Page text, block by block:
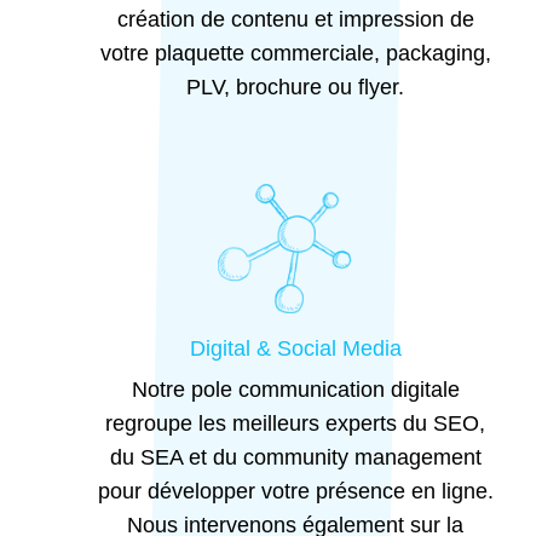
création de contenu et impression de
votre plaquette commerciale, packaging,
PLV, brochure ou flyer.
Digital & Social Media
Notre pole communication digitale
regroupe les meilleurs experts du SEO,
du SEA et du community management
pour développer votre présence en ligne.
Nous intervenons également sur la